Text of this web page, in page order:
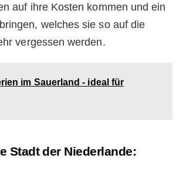
auf ihre Kosten kommen und ein
welches sie so auf die
vergessen werden.
im Sauerland - ideal für
Stadt der Niederlande: